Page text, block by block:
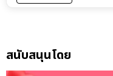
สนับสนุนโดย